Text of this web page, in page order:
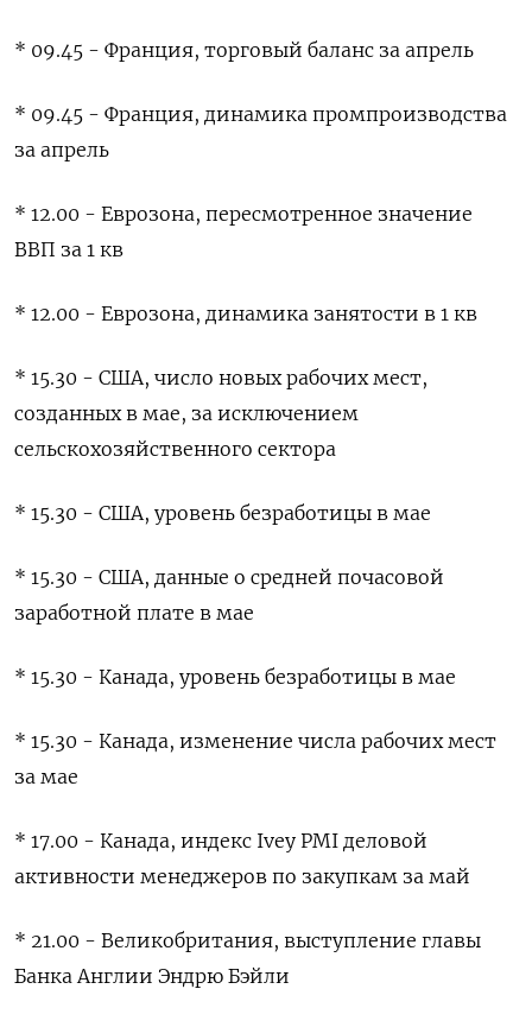
* 09.45 - Франция, торговый баланс за апрель
* 09.45 - Франция, динамика промпроизводства
за ​апрель
* 12.00 - Еврозона, ​пересмотренное значение
ВВП ‌за 1 кв
* 12.00 - Еврозона, динамика занятости в 1 ​кв
* 15.30 - США, число новых рабочих мест,
созданных в мае, за исключением
сельскохозяйственного сектора
* 15.30 - США, уровень безработицы в мае
* 15.30 - США, данные о средней почасовой
заработной плате в мае
* 15.30 - Канада, уровень безработицы в мае
* 15.30 - Канада, изменение числа рабочих мест ​
за мае
* 17.00 - Канада, ⁠индекс Ivey PMI деловой
активности менеджеров по закупкам за май
* 21.00 - Великобритания, выступление главы
‌Банка Англии Эндрю Бэйли